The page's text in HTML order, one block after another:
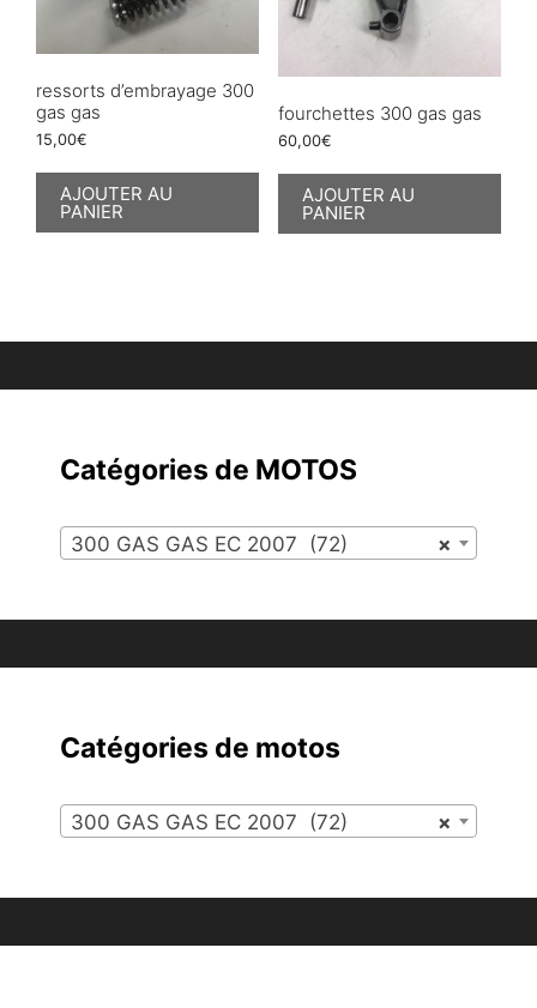
ressorts d’embrayage 300
gas gas
15,00€
AJOUTER AU
PANIER
fourchettes 300 gas gas
60,00€
AJOUTER AU
PANIER
Catégories de MOTOS
×
300 GAS GAS EC 2007 (72)
Catégories de motos
×
300 GAS GAS EC 2007 (72)